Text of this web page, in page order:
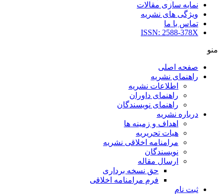
نمایه سازی مقالات
ویژگی های نشریه
تماس با ما
ISSN: 2588-378X
منو
صفحه اصلی
راهنمای نشریه
اطلاعات نشریه
راهنمای داوران
راهنمای نویسندگان
درباره نشریه
اهداف و زمینه ها
هیات تحریریه
مرامنامه اخلاقی نشریه
نویسندگان
ارسال مقاله
حق نسخه برداری
فرم مرامنامه اخلاقی
ثبت نام